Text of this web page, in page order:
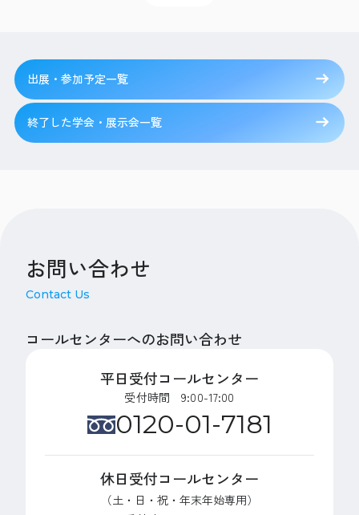
出展・参加予定一覧
終了した学会・展示会一覧
お問い合わせ
Contact Us
コールセンターへのお問い合わせ
平日受付コールセンター
受付時間 9:00-17:00
0120-01-7181
休日受付コールセンター
（土・日・祝・年末年始専用）